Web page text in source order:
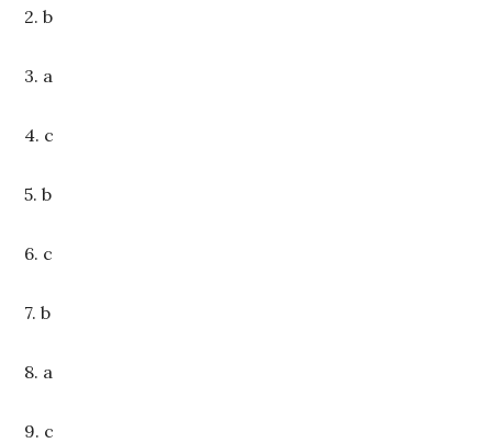
2. b
3. a
4. c
5. b
6. c
7. b
8. a
9. c